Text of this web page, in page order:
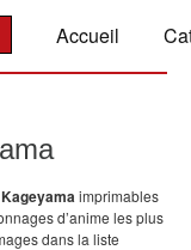
Accueil
imprimables
d’anime les plus
dans la liste